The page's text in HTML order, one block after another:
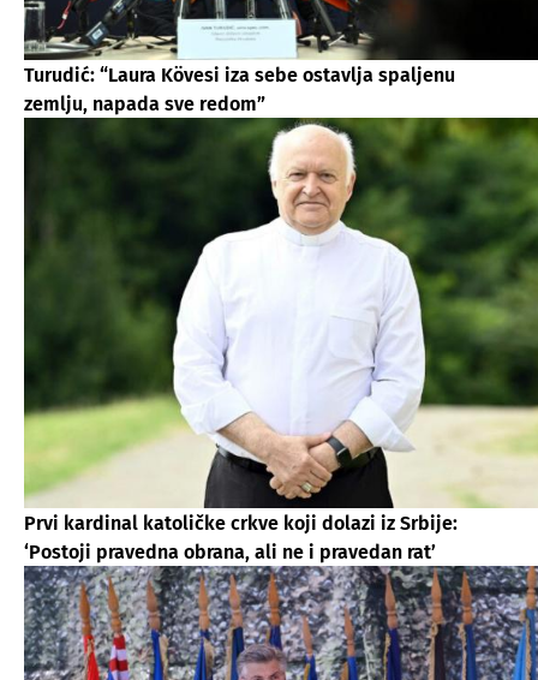
Turudić: “Laura Kövesi iza sebe ostavlja spaljenu
zemlju, napada sve redom”
Prvi kardinal katoličke crkve koji dolazi iz Srbije:
‘Postoji pravedna obrana, ali ne i pravedan rat’